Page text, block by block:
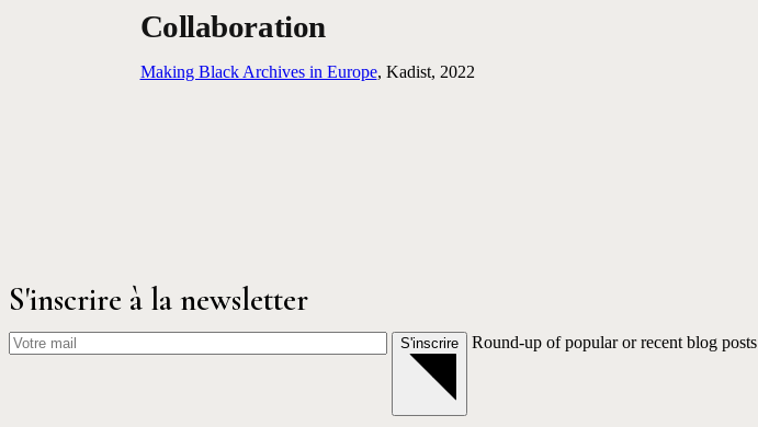
Collaboration
Making Black Archives in Europe, Kadist, 2022
S'inscrire à la newsletter
S'inscrire Round-up of popular or recent blog posts